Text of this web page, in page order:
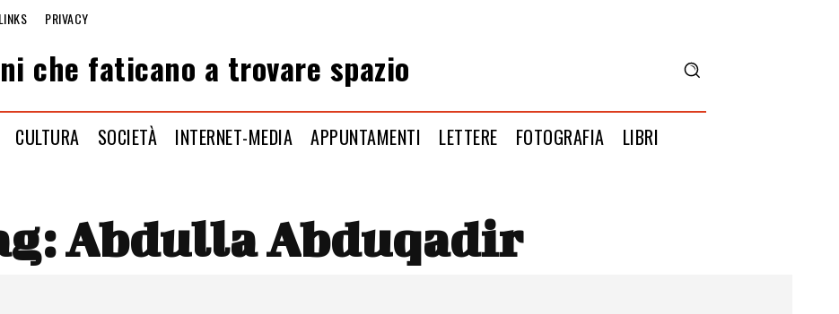
LINKS PRIVACY
che faticano a trovare spazio
CULTURA SOCIETÀ INTERNET-MEDIA APPUNTAMENTI LETTERE FOTOGRAFIA LIBRI
Abdulla Abduqadir